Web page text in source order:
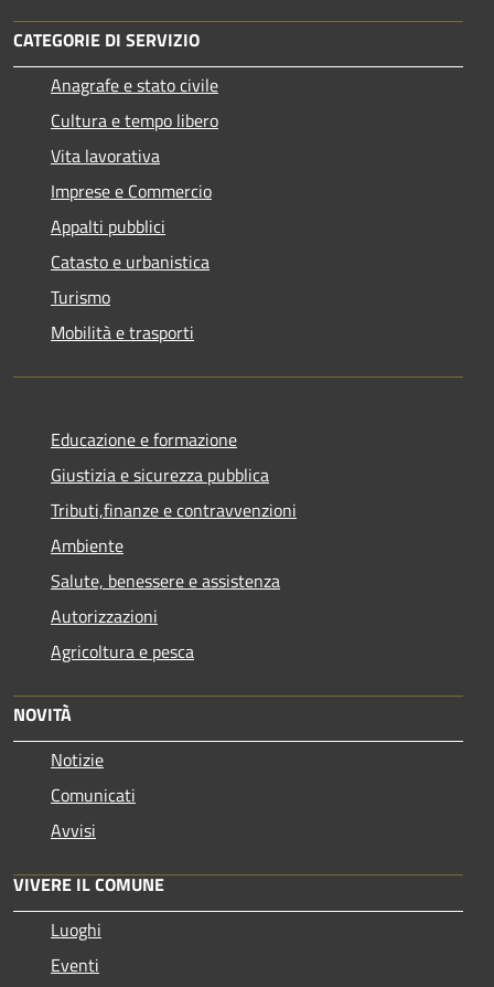
CATEGORIE DI SERVIZIO
Anagrafe e stato civile
Cultura e tempo libero
Vita lavorativa
Imprese e Commercio
Appalti pubblici
Catasto e urbanistica
Turismo
Mobilità e trasporti
Educazione e formazione
Giustizia e sicurezza pubblica
Tributi,finanze e contravvenzioni
Ambiente
Salute, benessere e assistenza
Autorizzazioni
Agricoltura e pesca
NOVITÀ
Notizie
Comunicati
Avvisi
VIVERE IL COMUNE
Luoghi
Eventi